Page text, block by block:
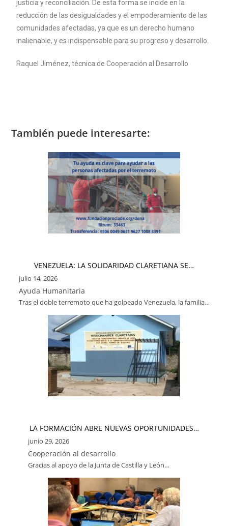
justicia y reconciliación. De esta forma se incide en la
reducción de las desigualdades y el empoderamiento de las
comunidades afectadas, ya que es un derecho humano
inalienable, y es indispensable para su progreso y desarrollo.
Raquel Jiménez, técnica de Cooperación al Desarrollo
También puede interesarte:
VENEZUELA: LA SOLIDARIDAD CLARETIANA SE…
julio 14, 2026
Ayuda Humanitaria
Tras el doble terremoto que ha golpeado Venezuela, la familia…
LA FORMACIÓN ABRE NUEVAS OPORTUNIDADES…
junio 29, 2026
Cooperación al desarrollo
Gracias al apoyo de la Junta de Castilla y León…